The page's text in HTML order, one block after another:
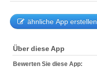
ähnliche App erstellen
Über diese App
Bewerten Sie diese App: